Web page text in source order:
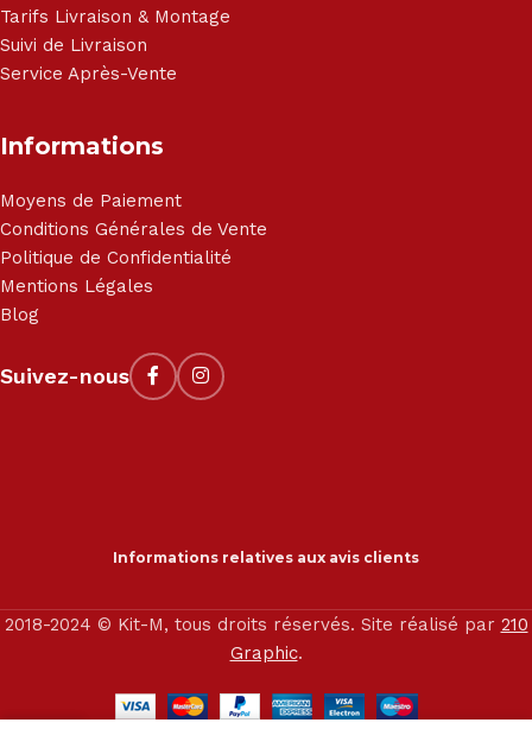
Tarifs Livraison & Montage
Suivi de Livraison
Service Après-Vente
Informations
Moyens de Paiement
Conditions Générales de Vente
Politique de Confidentialité
Mentions Légales
Blog
Suivez-nous
Informations relatives aux avis clients
2018-2024 © Kit-M, tous droits réservés. Site réalisé par 210
Graphic.